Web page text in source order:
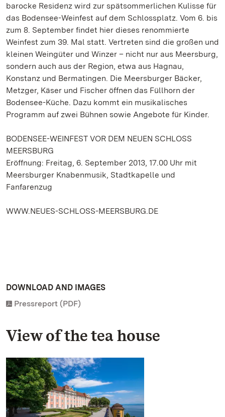
barocke Residenz wird zur spätsommerlichen Kulisse für
das Bodensee-Weinfest auf dem Schlossplatz. Vom 6. bis
zum 8. September findet hier dieses renommierte
Weinfest zum 39. Mal statt. Vertreten sind die großen und
kleinen Weingüter und Winzer – nicht nur aus Meersburg,
sondern auch aus der Region, etwa aus Hagnau,
Konstanz und Bermatingen. Die Meersburger Bäcker,
Metzger, Käser und Fischer öffnen das Füllhorn der
Bodensee-Küche. Dazu kommt ein musikalisches
Programm auf zwei Bühnen sowie Angebote für Kinder.
BODENSEE-WEINFEST VOR DEM NEUEN SCHLOSS
MEERSBURG
Eröffnung: Freitag, 6. September 2013, 17.00 Uhr mit
Meersburger Knabenmusik, Stadtkapelle und
Fanfarenzug
WWW.NEUES-SCHLOSS-MEERSBURG.DE
DOWNLOAD AND IMAGES
Pressreport (PDF)
View of the tea house